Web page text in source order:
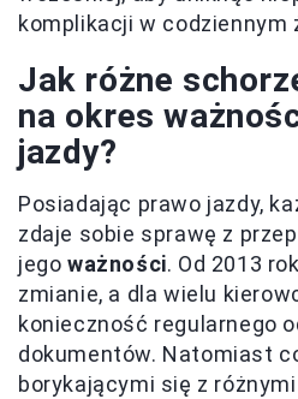
komplikacji w codziennym
Jak różne
na okres
jazdy?
Posiadając prawo jazdy,
zdaje sobie sprawę z
jego ważności. Od 2013
zmianie, a dla wielu
konieczność regularnego
dokumentów. Natomiast
borykającymi się z